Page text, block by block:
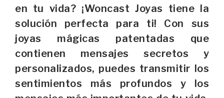
en tu vida? ¡Woncast Joyas tiene la
solución perfecta para ti! Con sus
joyas mágicas patentadas que
contienen mensajes secretos y
personalizados, puedes transmitir los
sentimientos más profundos y los